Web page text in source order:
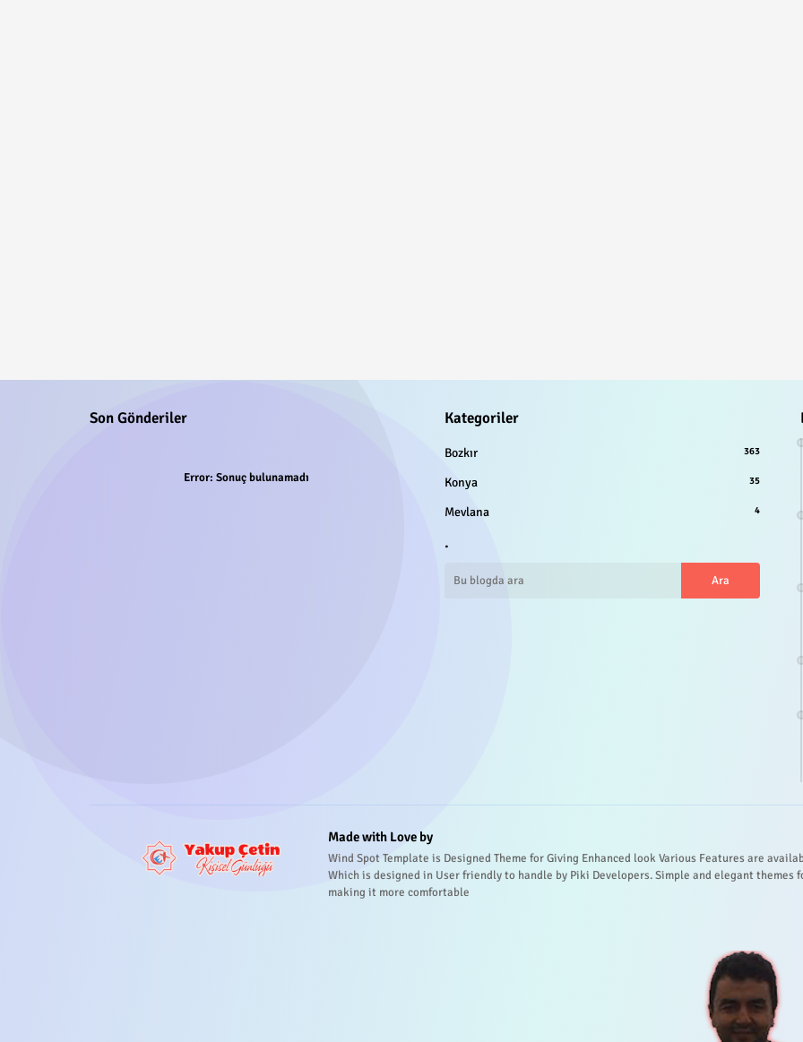
Son Gönderiler
Error: Sonuç bulunamadı
Kategoriler
Bozkır 363
Konya 35
Mevlana 4
.
Made with Love by
Wind Spot Template is Designed Theme for Giving Enhanced look Various Features are
Which is designed in User friendly to handle by Piki Developers. Simple and elegant themes
making it more comfortable